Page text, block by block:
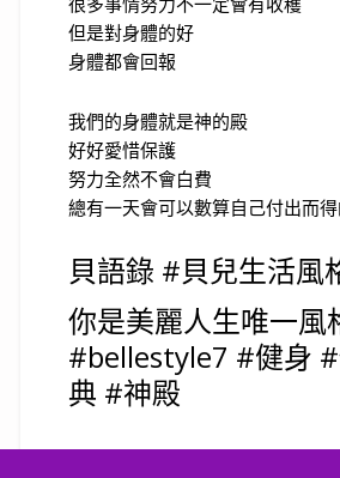
但是對身體的好
身體都會回報
我們的身體就是神的殿
好好愛惜保護
努力全然不會白費
總有一天會可以數算自己付出而
貝語錄 #貝兒生活風
你是美麗人生唯一風
#bellestyle7 #健身
典 #神殿